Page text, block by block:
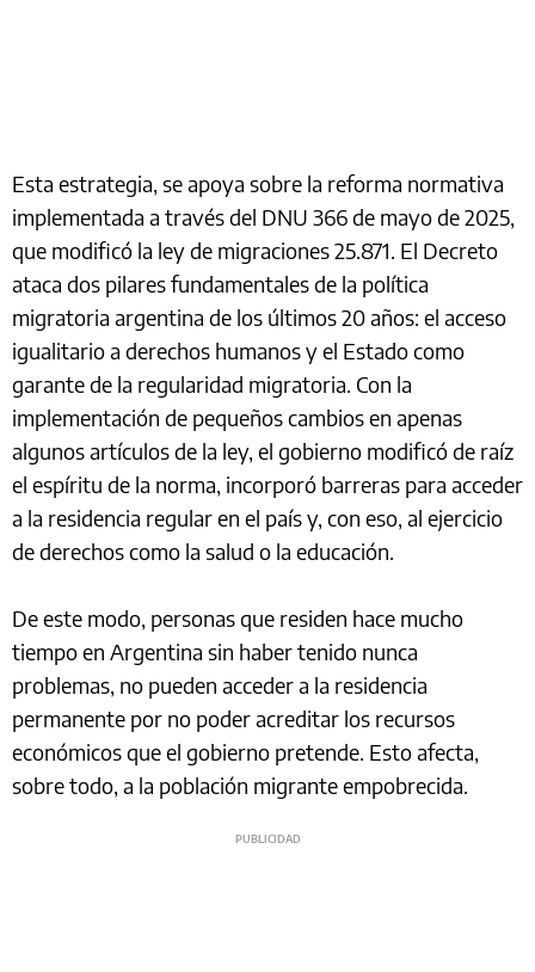
Esta estrategia, se apoya sobre la reforma normativa
implementada a través del DNU 366 de mayo de 2025,
que modificó la ley de migraciones 25.871. El Decreto
ataca dos pilares fundamentales de la política
migratoria argentina de los últimos 20 años: el acceso
igualitario a derechos humanos y el Estado como
garante de la regularidad migratoria. Con la
implementación de pequeños cambios en apenas
algunos artículos de la ley, el gobierno modificó de raíz
el espíritu de la norma, incorporó barreras para acceder
a la residencia regular en el país y, con eso, al ejercicio
de derechos como la salud o la educación.
De este modo, personas que residen hace mucho
tiempo en Argentina sin haber tenido nunca
problemas, no pueden acceder a la residencia
permanente por no poder acreditar los recursos
económicos que el gobierno pretende. Esto afecta,
sobre todo, a la población migrante empobrecida.